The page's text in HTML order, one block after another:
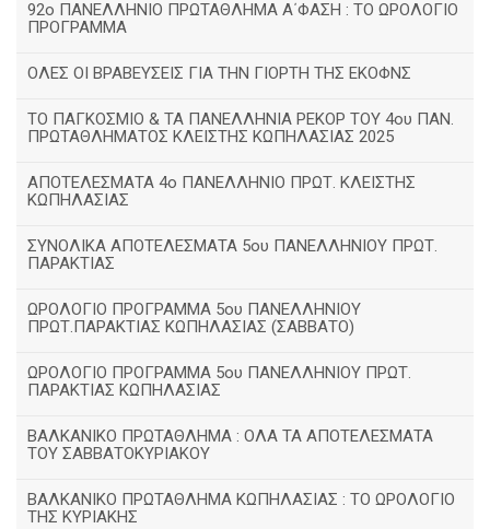
92ο ΠΑΝΕΛΛΗΝΙΟ ΠΡΩΤΑΘΛΗΜΑ Α΄ΦΑΣΗ : ΤΟ ΩΡΟΛΟΓΙΟ
ΠΡΟΓΡΑΜΜΑ
ΟΛΕΣ ΟΙ ΒΡΑΒΕΥΣΕΙΣ ΓΙΑ ΤΗΝ ΓΙΟΡΤΗ ΤΗΣ ΕΚΟΦΝΣ
TΟ ΠΑΓΚΟΣΜΙΟ & ΤΑ ΠΑΝΕΛΛΗΝΙΑ ΡΕΚΟΡ ΤΟΥ 4ου ΠΑΝ.
ΠΡΩΤΑΘΛΗΜΑΤΟΣ ΚΛΕΙΣΤΗΣ ΚΩΠΗΛΑΣΙΑΣ 2025
ΑΠΟΤΕΛΕΣΜΑΤΑ 4ο ΠΑΝΕΛΛΗΝΙΟ ΠΡΩΤ. ΚΛΕΙΣΤΗΣ
ΚΩΠΗΛΑΣΙΑΣ
ΣΥΝΟΛΙΚΑ ΑΠΟΤΕΛΕΣΜΑΤΑ 5ου ΠΑΝΕΛΛΗΝΙΟΥ ΠΡΩΤ.
ΠΑΡΑΚΤΙΑΣ
ΩΡΟΛΟΓΙΟ ΠΡΟΓΡΑΜΜΑ 5ου ΠΑΝΕΛΛΗΝΙΟΥ
ΠΡΩΤ.ΠΑΡΑΚΤΙΑΣ ΚΩΠΗΛΑΣΙΑΣ (ΣΑΒΒΑΤΟ)
ΩΡΟΛΟΓΙΟ ΠΡΟΓΡΑΜΜΑ 5ου ΠΑΝΕΛΛΗΝΙΟΥ ΠΡΩΤ.
ΠΑΡΑΚΤΙΑΣ ΚΩΠΗΛΑΣΙΑΣ
ΒΑΛΚΑΝΙΚΟ ΠΡΩΤΑΘΛΗΜΑ : ΟΛΑ ΤΑ ΑΠΟΤΕΛΕΣΜΑΤΑ
ΤΟΥ ΣΑΒΒΑΤΟΚΥΡΙΑΚΟΥ
ΒΑΛΚΑΝΙΚΟ ΠΡΩΤΑΘΛΗΜΑ ΚΩΠΗΛΑΣΙΑΣ : ΤΟ ΩΡΟΛΟΓΙΟ
ΤΗΣ ΚΥΡΙΑΚΗΣ